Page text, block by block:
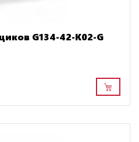
G134-42-K02-G